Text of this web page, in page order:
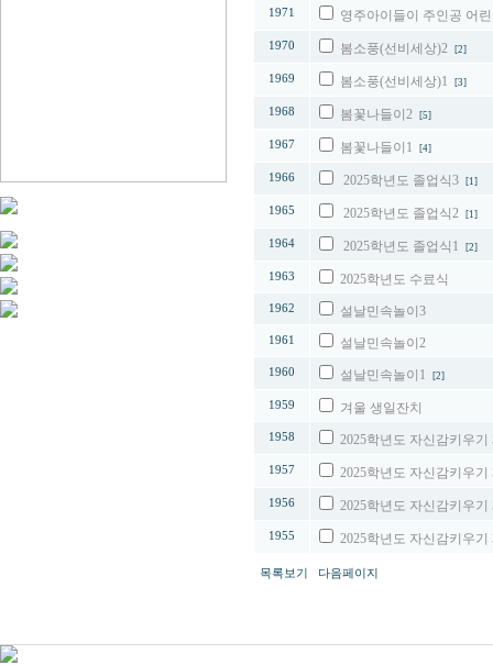
1971 영주아이들이 주인공 어
1970 봄소풍(선비세상)2 [2]
1969 봄소풍(선비세상)1 [3]
1968 봄꽃나들이2 [5]
1967 봄꽃나들이1 [4]
1966 2025학년도 졸업식3 [1]
1965 2025학년도 졸업식2 [1]
1964 2025학년도 졸업식1 [2]
1963 2025학년도 수료식
1962 설날민속놀이3
1961 설날민속놀이2
1960 설날민속놀이1 [2]
1959 겨울 생일잔치
1958 2025학년도 자신감키우
1957 2025학년도 자신감키우
1956 2025학년도 자신감키우
1955 2025학년도 자신감키우
목록보기 다음페이지